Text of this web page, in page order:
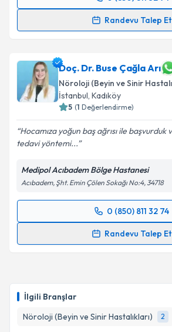
İlgili Branşlar
Nöroloji (Beyin ve Sinir Hastalıkları)
2
kapsamda işlenmesini kabul
Randevu Talep Et
Randevu Takvimi Talebi
takvim hazırlandığında e-posta ile
E-posta Adresiniz
Kişisel verilerimin işlenmesine
kapsamda işlenmesini kabul
Takvim Talebini
Doç. Dr. Buse Çağla Arı
Nöroloji (Beyin ve Sinir
İstanbul, Kadıköy
5 (1 Değerlendirme)
Hocamıza yoğun baş ağrısı ile başvurduk
tedavi yöntemi...
Medipol Acıbadem Bölge Hastanesi
Acıbadem, Şht. Emin Çölen Sokağı No:4, 34718
0 (850) 811 32 74
Randevu Talep Et
Randevu Takvimi Talebi
E-posta Adresiniz